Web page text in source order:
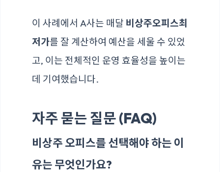
이 사례에서 A사는 매달 비상주오피스최
저가를 잘 계산하여 예산을 세울 수 있었
고, 이는 전체적인 운영 효율성을 높이는
데 기여했습니다.
자주 묻는 질문 (FAQ)
비상주 오피스를 선택해야 하는 이
유는 무엇인가요?